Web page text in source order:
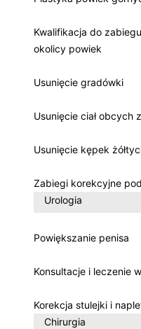
Kwalifikacja do
okolicy powiek
Usunięcie gradówki
Usunięcie ciał obcych
Usunięcie kępek
Zabiegi korekcyjne
Urologia
Powiększanie penisa
Konsultacje i leczenie
Korekcja stulejki i
Chirurgia